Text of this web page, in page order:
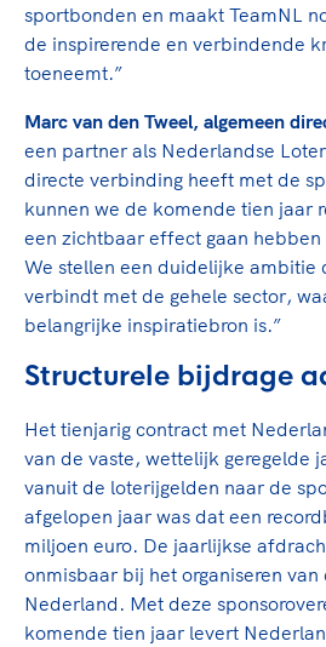
sportbonden en maakt TeamNL
de inspirerende en verbindende
toeneemt.”
Marc van den Tweel, algemeen
een partner als Nederlandse
directe verbinding heeft met de
kunnen we de komende tien jaar
een zichtbaar effect gaan
We stellen een duidelijke ambitie
verbindt met de gehele sector,
belangrijke inspiratiebron is.”
Structurele bijdrage
Het tienjarig contract met
van de vaste, wettelijk geregelde
vanuit de loterijgelden naar de
afgelopen jaar was dat een
miljoen euro. De jaarlijkse
onmisbaar bij het organiseren van
Nederland. Met deze
komende tien jaar levert